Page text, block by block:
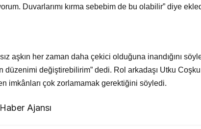
Duvarlarımı kırma sebebim de bu olabilir” diye
aşkın her zaman daha çekici olduğuna inandığını
düzenimi değiştirebilirim” dedi. Rol arkadaşı Utku
imkânları çok zorlamamak gerektiğini söyledi.
Ajansı